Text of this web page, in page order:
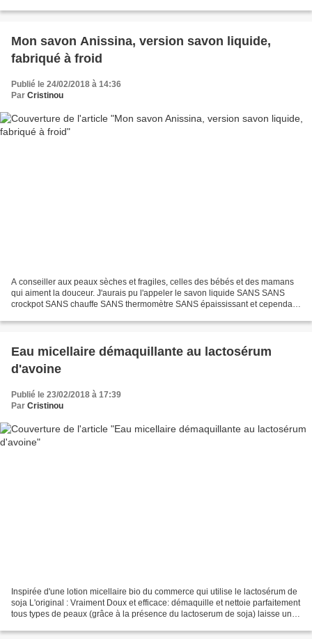
Mon savon Anissina, version savon liquide,
fabriqué à froid
Publié le 24/02/2018 à 14:36
Par Cristinou
A conseiller aux peaux sèches et fragiles, celles des bébés et des mamans
qui aiment la douceur. J'aurais pu l'appeler le savon liquide SANS SANS
crockpot SANS chauffe SANS thermomètre SANS épaississant et cependant
Eau micellaire démaquillante au lactosérum
d'avoine
Publié le 23/02/2018 à 17:39
Par Cristinou
Inspirée d'une lotion micellaire bio du commerce qui utilise le lactosérum de
soja L'original : Vraiment Doux et efficace: démaquille et nettoie parfaitement
tous types de peaux (grâce à la présence du lactoserum de soja) laisse une